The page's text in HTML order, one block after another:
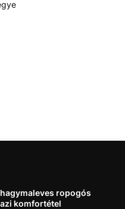
ropogós
komfortétel